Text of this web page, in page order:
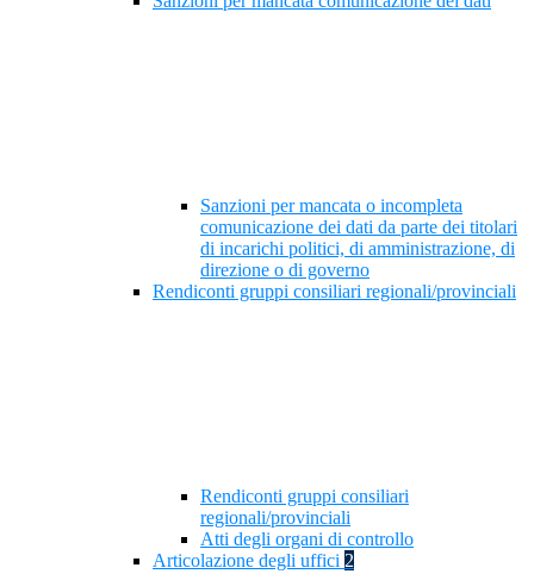
Sanzioni per mancata o incompleta
comunicazione dei dati da parte dei titolari
di incarichi politici, di amministrazione, di
direzione o di governo
Rendiconti gruppi consiliari regionali/provinciali
Rendiconti gruppi consiliari
regionali/provinciali
Atti degli organi di controllo
Articolazione degli uffici 2